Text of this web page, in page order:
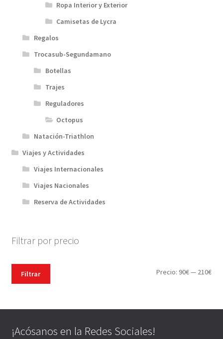
Ropa Interior y Exterior
Camisetas de Lycra
Regalos
Trocasub-Segundamano
Botellas
Trajes
Reguladores
Octopus
Natación-Triathlon
Viajes y Actividades
Viajes Internacionales
Viajes Nacionales
Reserva de Actividades
Filtrar por precio
Filtrar Precio: 90€— 210€
¡Acósanos en la Redes Sociales!